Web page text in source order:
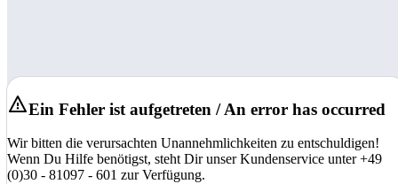
Ein Fehler ist aufgetreten / An error has occurred
Wir bitten die verursachten Unannehmlichkeiten zu entschuldigen!
Wenn Du Hilfe benötigst, steht Dir unser Kundenservice unter +49
(0)30 - 81097 - 601 zur Verfügung.